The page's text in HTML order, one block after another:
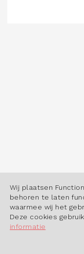
Wij plaatsen
behoren te laten
waarmee wij het
Deze cookies
informatie